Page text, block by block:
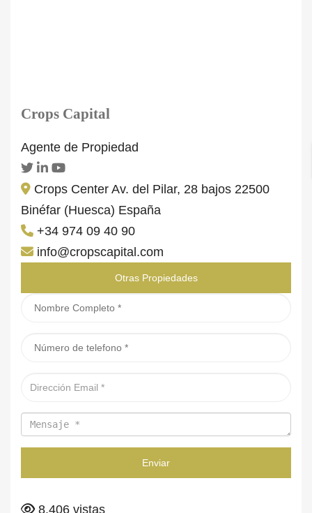
Crops Capital
Agente de Propiedad
Crops Center Av. del Pilar, 28 bajos 22500
Binéfar (Huesca) España
+34 974 09 40 90
info@cropscapital.com
Otras Propiedades
Enviar
8.406 vistas